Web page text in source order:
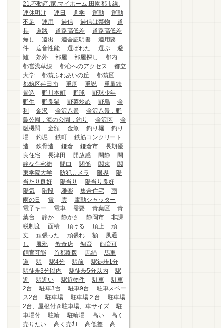
21.不動産.家.マイホーム.田園都市線.
連休明け
連日 進学 運動
運動
不足
運用 過信 過信は禁物
道
具
道路 道路高低差
道路高低差
無し
遠出 適合証明書
適用要
件
遮音性能 選ばれた 選ぶ
避
難
郊外 部屋 部屋探し
都内
都営浅草線
都心へのアクセス
都立
大学
都筑ふれあいの丘
都筑区
都筑区荏田南
重厚 重説
重量鉄
骨造
野川本町 野球
野球少年
野生
野良猫 野菜炒め 野鳥
金
利
金沢 金沢八景
金沢八景，野
島公園，海の公園，釣り
金沢区
金
融機関
金額 金魚 釣り堀
釣り
場
釣堀 鉄町
鉄筋コンクリート
造
鉄骨造 鎌倉 鎌倉市
長期優
良住宅
長津田 開放感 閑静
閑
静な住宅街
間口 関係 関東
関
東学院大学
防犯カメラ 限界
陽
当たり良好
陽当り
陽当り良好
陽気
階段 雅楽 集合住宅
雨
雨の日
雪 雲
電動シャッター
電子キー
電車 需要 青葉区
青
葉台
静か 静かさ 静岡市
非課
税制度
面積 頂ける 頂上
頑
丈
頑張った 頑張れ 額
風通
し
風邪 飲食店 飼育
飼育可
飼育可能
首都圏版 馬絹
馬車
道
駅 駅4分 駅前
駅徒歩1分
駅徒歩3分以内
駅徒歩5分以内
駅
近
駅近い 駅近物件 駐車
駐車
2台
駐車3台 駐車9台
駐車スペー
ス2台
駐車場 駐車場２台
駐車場
2台、屋根付き駐車場、車サイズ
駐
車場付
駐輪 駐輪場 高い
高く
売りたい
高く売却 高低差
高